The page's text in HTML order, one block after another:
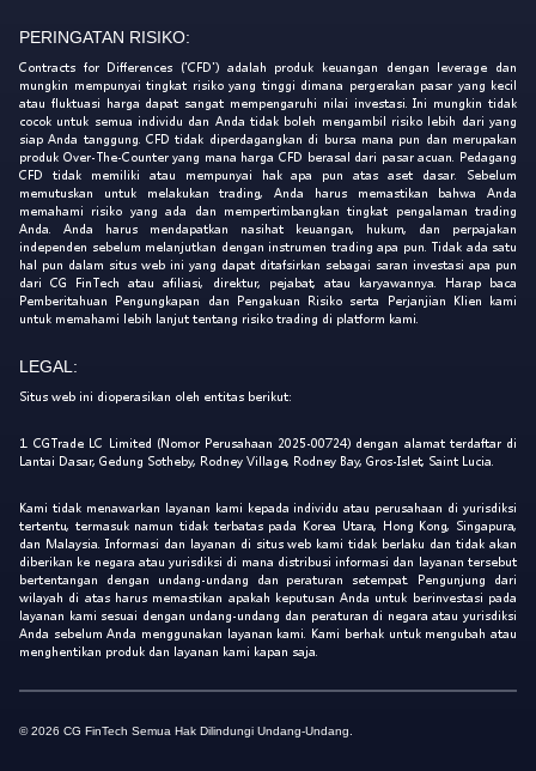
PERINGATAN RISIKO:
Contracts for Differences ('CFD') adalah produk keuangan dengan leverage dan
mungkin mempunyai tingkat risiko yang tinggi dimana pergerakan pasar yang kecil
atau fluktuasi harga dapat sangat mempengaruhi nilai investasi. Ini mungkin tidak
cocok untuk semua individu dan Anda tidak boleh mengambil risiko lebih dari yang
siap Anda tanggung. CFD tidak diperdagangkan di bursa mana pun dan merupakan
produk Over-The-Counter yang mana harga CFD berasal dari pasar acuan. Pedagang
CFD tidak memiliki atau mempunyai hak apa pun atas aset dasar. Sebelum
memutuskan untuk melakukan trading, Anda harus memastikan bahwa Anda
memahami risiko yang ada dan mempertimbangkan tingkat pengalaman trading
Anda. Anda harus mendapatkan nasihat keuangan, hukum, dan perpajakan
independen sebelum melanjutkan dengan instrumen trading apa pun. Tidak ada satu
hal pun dalam situs web ini yang dapat ditafsirkan sebagai saran investasi apa pun
dari CG FinTech atau afiliasi, direktur, pejabat, atau karyawannya. Harap baca
Pemberitahuan Pengungkapan dan Pengakuan Risiko serta Perjanjian Klien kami
untuk memahami lebih lanjut tentang risiko trading di platform kami.
LEGAL:
Situs web ini dioperasikan oleh entitas berikut:
1. CGTrade LC Limited (Nomor Perusahaan 2025-00724) dengan alamat terdaftar di
Lantai Dasar, Gedung Sotheby, Rodney Village, Rodney Bay, Gros-Islet, Saint Lucia.
Kami tidak menawarkan layanan kami kepada individu atau perusahaan di yurisdiksi
tertentu, termasuk namun tidak terbatas pada Korea Utara, Hong Kong, Singapura,
dan Malaysia. Informasi dan layanan di situs web kami tidak berlaku dan tidak akan
diberikan ke negara atau yurisdiksi di mana distribusi informasi dan layanan tersebut
bertentangan dengan undang-undang dan peraturan setempat. Pengunjung dari
wilayah di atas harus memastikan apakah keputusan Anda untuk berinvestasi pada
layanan kami sesuai dengan undang-undang dan peraturan di negara atau yurisdiksi
Anda sebelum Anda menggunakan layanan kami. Kami berhak untuk mengubah atau
menghentikan produk dan layanan kami kapan saja.
© 2026 CG FinTech Semua Hak Dilindungi Undang-Undang.